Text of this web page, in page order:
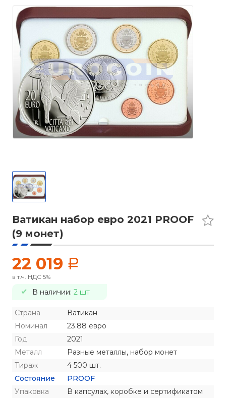
Ватикан набор евро 2021 PROOF
(9 монет)
22 019 a
в т.ч. НДС 5%
В наличии: 2 шт
Страна
Ватикан
Номинал
23.88 евро
Год
2021
Металл
Разные металлы, набор монет
Тираж
4 500 шт.
Состояние
PROOF
Упаковка
В капсулах, коробке и сертификатом